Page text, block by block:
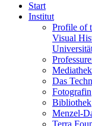
Start
Institut
Profile of
Visual
Mediathek
Das
Fotografin
Bibliothek
Menzel-
Terra